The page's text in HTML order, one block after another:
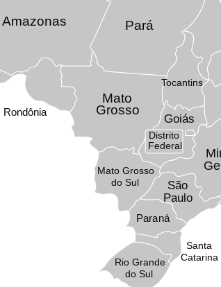
Amazonas
Distrito
Federal
Goiás
Mato
Grosso
Mato Grosso
do Sul
Paraná
Pará
Rio Grande
do Sul
Rondônia
Santa
Catarina
São
Paulo
Tocantins